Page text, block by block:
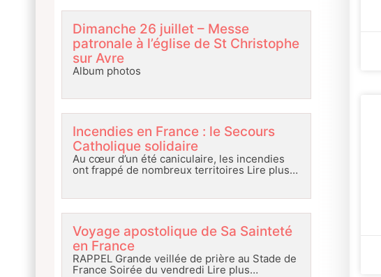
Dimanche 26 juillet – Messe
patronale à l’église de St Christophe
sur Avre
Album photos
Incendies en France : le Secours
Catholique solidaire
Au cœur d’un été caniculaire, les incendies
ont frappé de nombreux territoires Lire plus…
Voyage apostolique de Sa Sainteté
en France
RAPPEL Grande veillée de prière au Stade de
France Soirée du vendredi Lire plus…